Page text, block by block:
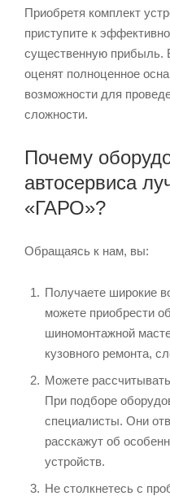
Приобретя комплект
приступите к
существенную прибыль.
оценят полноценное
возможности для
сложности.
Почему
автосервиса
«ГАРО»?
Обращаясь к нам, вы:
Получаете широкие
можете приобрести
шиномонтажной
кузовного ремонта,
Можете
При подборе
специалисты. Они
расскажут об
устройств.
Не столкнетесь с